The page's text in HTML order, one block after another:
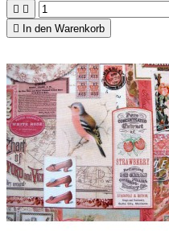
 

In den Warenkorb